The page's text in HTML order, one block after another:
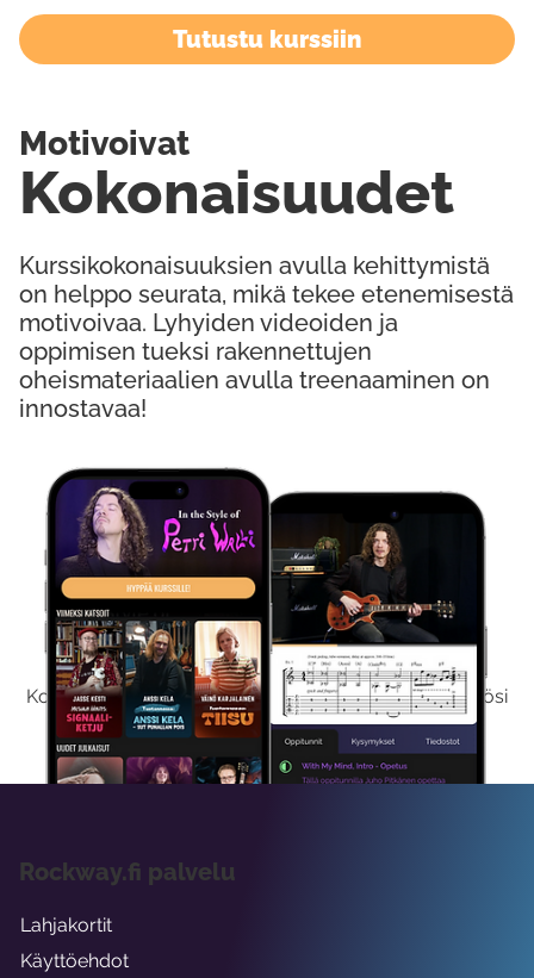
Kokeile Ilmaiseksi
Kokeilemalla ilmaiseksi saat koko sisältömme käyttöösi
viikon ajaksi.
Tutustu kurssiin
Kurssikokonaisuuksien avulla kehittymistä
on helppo seurata, mikä tekee etenemisestä
motivoivaa. Lyhyiden videoiden ja
oppimisen tueksi rakennettujen
oheismateriaalien avulla treenaaminen on
innostavaa!
Kokonaisuudet
Motivoivat
Rockway.fi palvelu
Lahjakortit
Käyttöehdot